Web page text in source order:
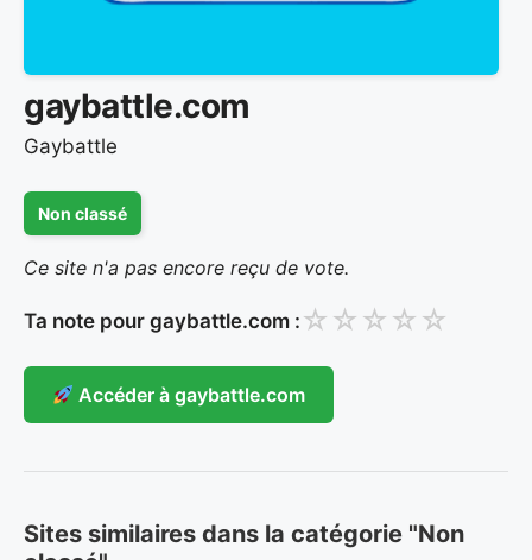
gaybattle.com
Gaybattle
Non classé
Ce site n'a pas encore reçu de vote.
Ta note pour gaybattle.com : ☆ ☆ ☆ ☆ ☆
Accéder à gaybattle.com
Sites similaires dans la catégorie "Non